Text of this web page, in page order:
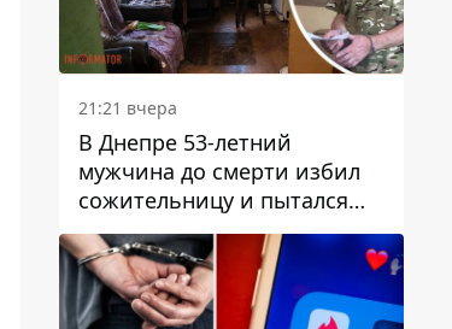
21:21 вчера
В Днепре 53-летний
мужчина до смерти избил
сожительницу и пытался
скрыть преступление:
детали